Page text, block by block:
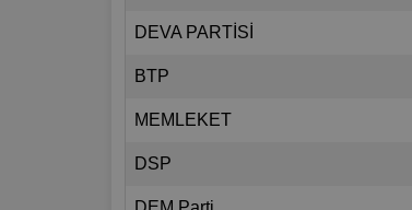
DEVA PARTİSİ
BTP
MEMLEKET
DSP